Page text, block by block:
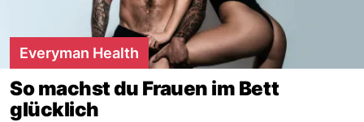
Everyman Health
So machst du Frauen im Bett
glücklich